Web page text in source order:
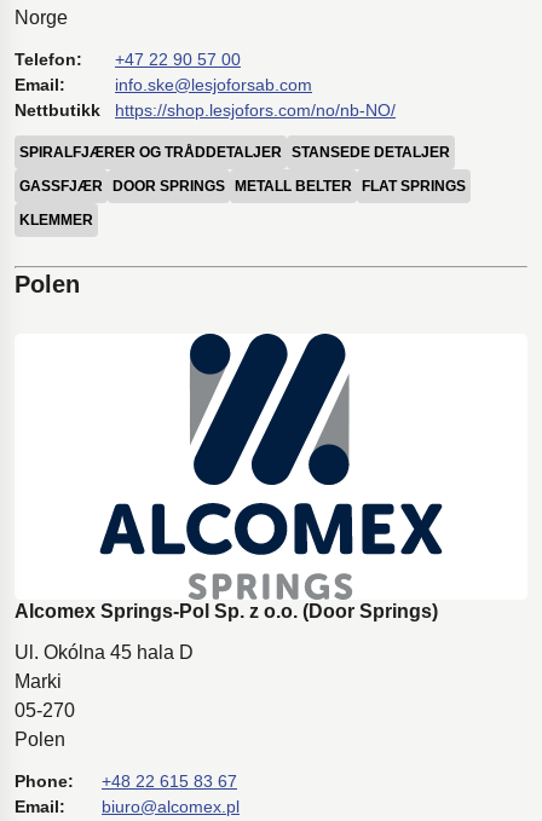
Norge
Telefon:
+47 22 90 57 00
Email:
info.ske@lesjoforsab.com
Nettbutikk
https://shop.lesjofors.com/no/nb-NO/
SPIRALFJÆRER OG TRÅDDETALJER STANSEDE DETALJER
GASSFJÆR
DOOR SPRINGS METALL BELTER
FLAT SPRINGS
KLEMMER
Polen
Alcomex Springs-Pol Sp. z o.o. (Door Springs)
Ul. Okólna 45 hala D
Marki
05-270
Polen
Phone:
+48 22 615 83 67
Email:
biuro@alcomex.pl